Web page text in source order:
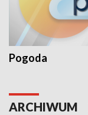
Pogoda
ARCHIWUM